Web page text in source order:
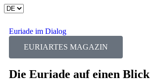
Euriade im Dialog
EURIARTES MAGAZIN
Die Euriade auf einen Blick